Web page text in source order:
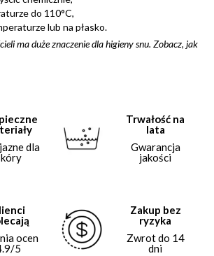
do 110°C,
lub na płasko.
ma duże znaczenie dla higieny snu. Zobacz, jak
dla
Trwałość na
lata
Gwarancja
jakości
ocen
5
Zakup bez
ryzyka
Zwrot do 14
dni